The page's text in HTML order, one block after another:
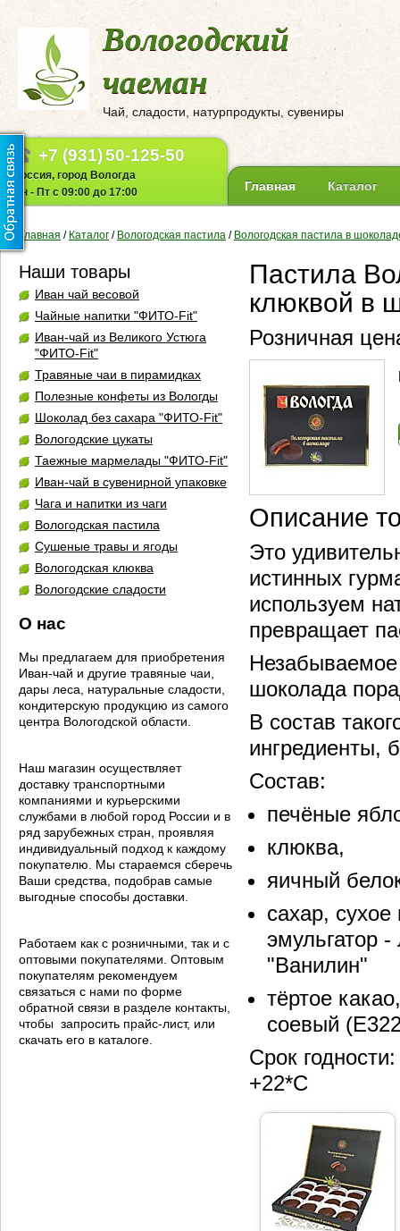
Вологодский
чаеман
Чай, сладости, натурпродукты, сувениры
+7 (931)50-125-50
Россия, город Вологда
Пн - Пт с 09:00 до 17:00
Главная Каталог
Главная / Каталог / Вологодская пастила / Вологодская пастила в
Наши товары
Иван чай весовой
Чайные напитки "ФИТО-Fit"
Иван-чай из Великого Устюга
"ФИТО-Fit"
Травяные чаи в пирамидках
Полезные конфеты из Вологды
Шоколад без сахара "ФИТО-Fit"
Вологодские цукаты
Таежные мармелады "ФИТО-Fit"
Иван-чай в сувенирной упаковке
Чага и напитки из чаги
Вологодская пастила
Сушеные травы и ягоды
Вологодская клюква
Вологодские сладости
О нас
Мы предлагаем для приобретения
Иван-чай и другие травяные чаи,
дары леса, натуральные сладости,
кондитерскую продукцию из самого
центра Вологодской области.
Наш магазин осуществляет
доставку транспортными
компаниями и курьерскими
службами в любой город России и в
ряд зарубежных стран, проявляя
индивидуальный подход к каждому
покупателю. Мы стараемся сберечь
Ваши средства, подобрав самые
выгодные способы доставки.
Работаем как с розничными, так и с
оптовыми покупателями. Оптовым
покупателям рекомендуем
связаться с нами по форме
обратной связи в разделе контакты,
чтобы запросить прайс-лист, или
скачать его в каталоге.
Пастила
клюквой в
Розничная
Описание
Это
истинных
используем
превращает
Незабываемое
шоколада
В состав
ингредиенты,
Состав:
печёные
клюква,
яичный
сахар,
эмульгатор
"Ванилин"
тёртое
соевый
Срок
+22*С